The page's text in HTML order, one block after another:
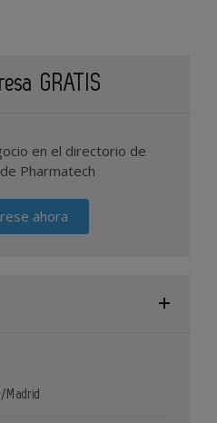
GRATIS
en el directorio de
Pharmatech
ahora
/ Madrid